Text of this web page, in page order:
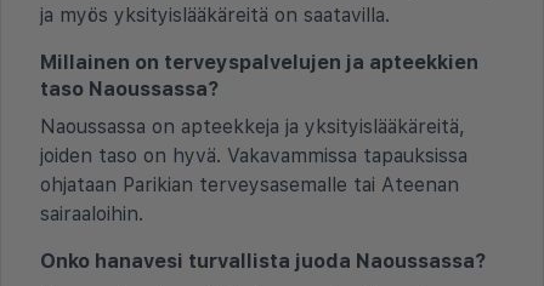
ja myös yksityislääkäreitä on saatavilla.
Millainen on terveyspalvelujen ja apteekkien
taso Naoussassa?
Naoussassa on apteekkeja ja yksityislääkäreitä,
joiden taso on hyvä. Vakavammissa tapauksissa
ohjataan Parikian terveysasemalle tai Ateenan
sairaaloihin.
Onko hanavesi turvallista juoda Naoussassa?